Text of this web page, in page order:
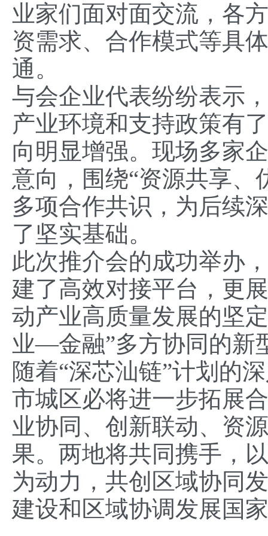
业家们面对面交流，各
资需求、合作模式等具
通。
与会企业代表纷纷表示
产业环境和支持政策有
向明显增强。现场多家
意向，围绕“资源共享、
多项合作共识，为后续
了坚实基础。
此次推介会的成功举办
建了高效对接平台，更
动产业高质量发展的坚
业—金融”多方协同的新
随着“深芯汕链”计划的
市城区必将进一步拓展
业协同、创新联动、资
果。两地将共同携手，
为动力，共创区域协同
建设和区域协调发展国